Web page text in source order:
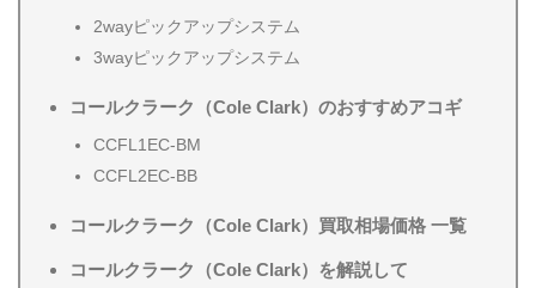
2wayピックアップシステム
3wayピックアップシステム
コールクラーク（Cole Clark）のおすすめアコギ
CCFL1EC-BM
CCFL2EC-BB
コールクラーク（Cole Clark）買取相場価格 一覧
コールクラーク（Cole Clark）を解説して